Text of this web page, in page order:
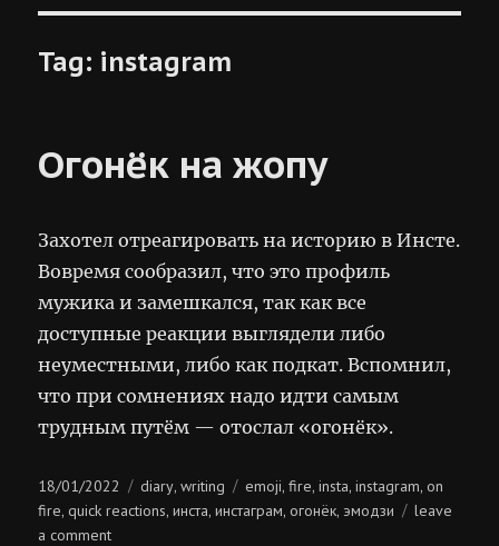
Tag: instagram
Огонёк на жопу
Захотел отреагировать на историю в Инсте.
Вовремя сообразил, что это профиль
мужика и замешкался, так как все
доступные реакции выглядели либо
неуместными, либо как подкат. Вспомнил,
что при сомнениях надо идти самым
трудным путём — отослал «огонёк».
Posted
on
18/01/2022 Categories
diary,writing Tags
emoji,fire,insta,instagram,on
fire,quick reactions,инста,инстаграм,огонёк, эмодзи
leave
a commenton